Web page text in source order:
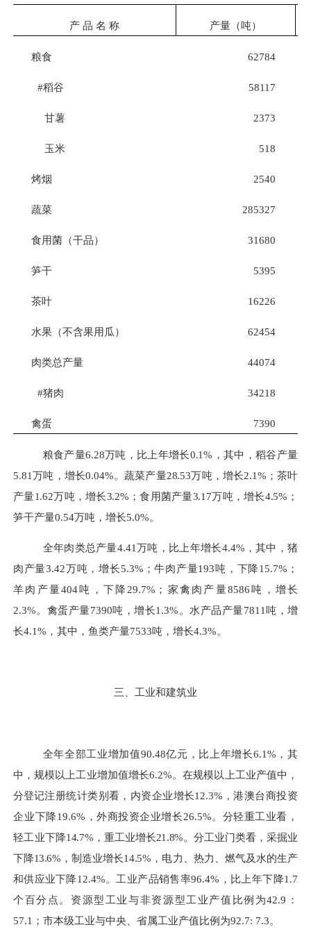
产 品 名 称 产量（吨）
粮食 62784
#稻谷 58117
甘薯 2373
玉米 518
烤烟 2540
蔬菜 285327
食用菌（干品） 31680
笋干 5395
茶叶 16226
水果（不含果用瓜） 62454
肉类总产量 44074
#猪肉 34218
禽蛋 7390
粮食产量6.28万吨，比上年增长0.1% ，其中，稻谷产量
5.81万吨，增长0.04%。蔬菜产量28.53万吨，增长2.1% ；茶叶
产量1.62万吨，增长3.2% ；食用菌产量3.17万吨，增长4.5% ；
笋干产量0.54万吨，增长5.0%。
全年肉类总产量4.41万吨，比上年增长4.4% ，其中，猪
肉产量3.42万吨，增长5.3% ；牛肉产量193吨，下降15.7% ；
羊肉产量404吨，下降 29.7% ；家禽肉产量8586吨，增长
2.3%。禽蛋产量7390吨，增长1.3% 。水产品产量7811吨，增
长4.1% ，其中，鱼类产量7533吨，增长4.3%。
三、工业和建筑业
全年全部工业增加值90.48亿元，比上年增长6.1% ，其
中，规模以上工业增加值增长6.2%。在规模以上工业产值中，
分登记注册统计类别看，内资企业增长12.3% ，港澳台商投资
企业下降19.6% ，外商投资企业增长26.5%。分轻重工业看，
轻工业下降14.7% ，重工业增长21.8%。分工业门类看，采掘业
下降13.6% ， 制造业增长14.5% ，电力、热力、燃气及水的生产
和供应业下降12.4%。工业产品销售率96.4% ，比上年下降1.7
个百分点。资源型工业与非资源型工业产值比例为42.9 ：
57.1 ；市本级工业与中央、省属工业产值比例为92.7: 7.3。